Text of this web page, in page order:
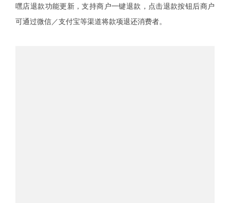
嘿店退款功能更新，支持商户一键退款，点击退款按钮后商户
可通过微信／支付宝等渠道将款项退还消费者。